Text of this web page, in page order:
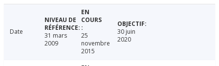
Date
31 mars
2009
25
novembre
2015
30 juin
2020